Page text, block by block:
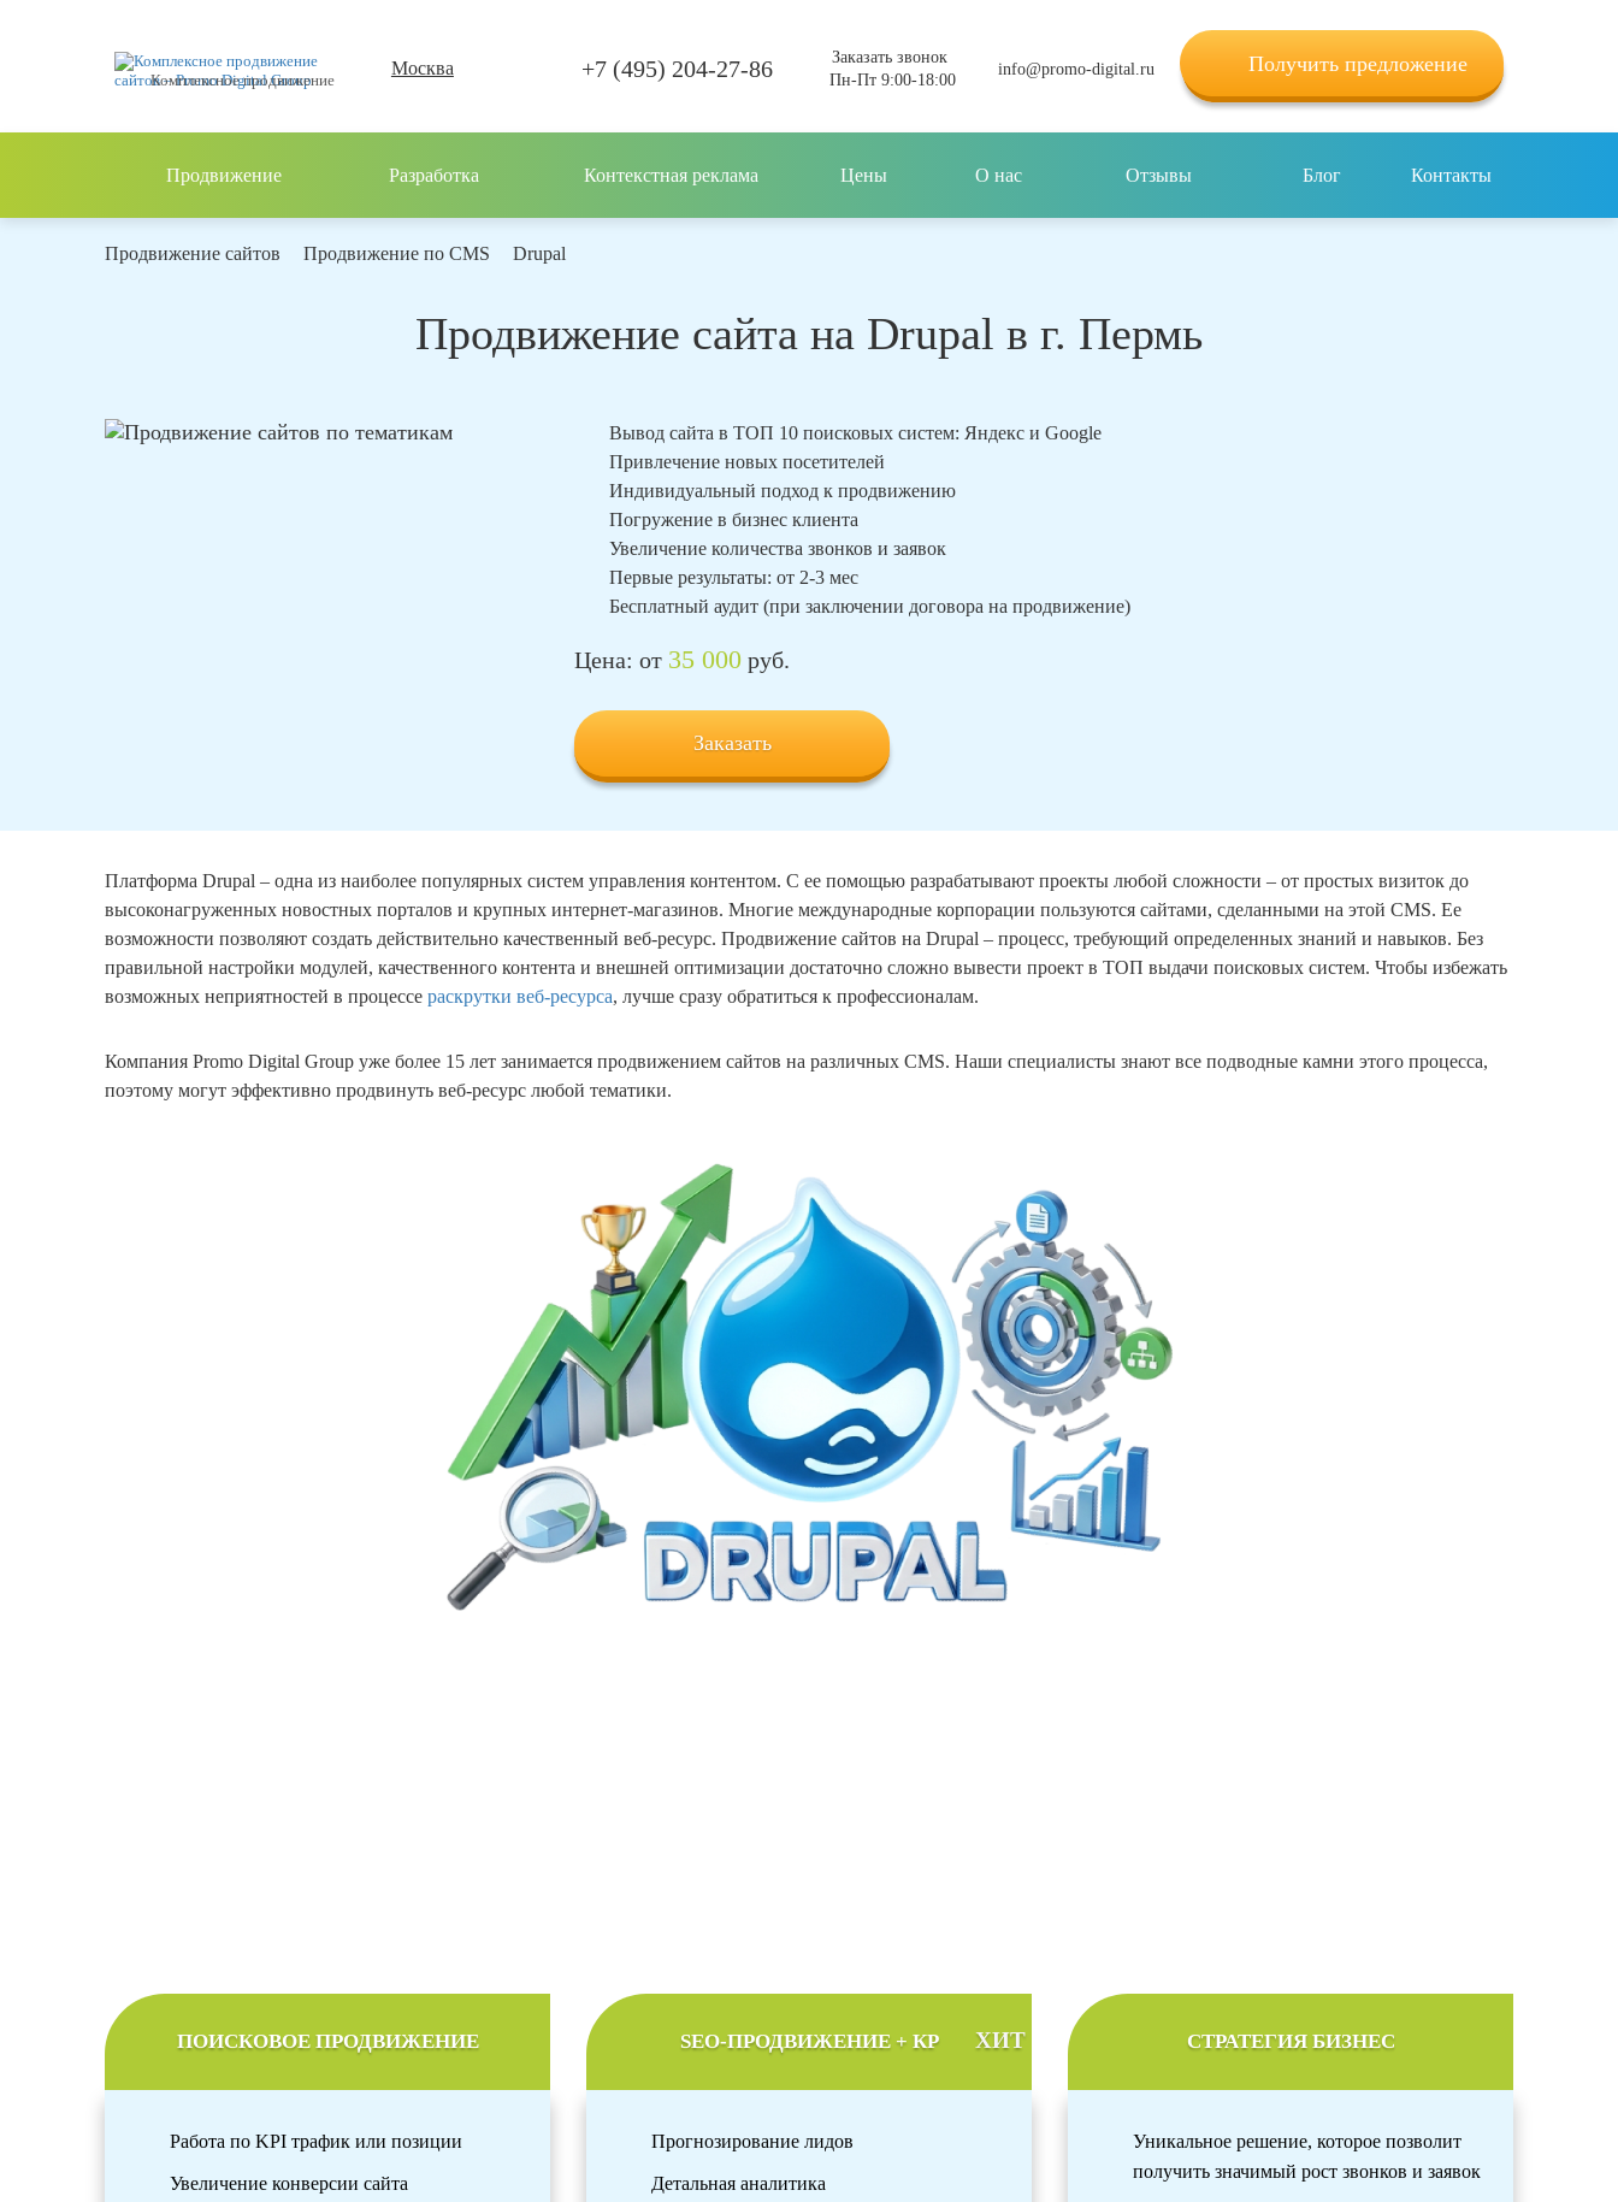
Комплексное продвижение
Москва +7 (495) 204-27-86
Заказать звонок
Пн-Пт 9:00-18:00
info@promo-digital.ru Получить предложение
Продвижение Разработка Контекстная реклама Цены О нас Отзывы Блог Контакты
Продвижение сайтов Продвижение по CMS Drupal
Продвижение сайта на Drupal в г. Пермь
Вывод сайта в ТОП 10 поисковых систем: Яндекс и Google
Привлечение новых посетителей
Индивидуальный подход к продвижению
Погружение в бизнес клиента
Увеличение количества звонков и заявок
Первые результаты: от 2-3 мес
Бесплатный аудит (при заключении договора на продвижение)
Цена: от 35 000 руб.
Заказать
Платформа Drupal – одна из наиболее популярных систем управления контентом. С ее помощью разрабатывают проекты любой сложности – от простых визиток до
высоконагруженных новостных порталов и крупных интернет-магазинов. Многие международные корпорации пользуются сайтами, сделанными на этой CMS. Ее
возможности позволяют создать действительно качественный веб-ресурс. Продвижение сайтов на Drupal – процесс, требующий определенных знаний и навыков. Без
правильной настройки модулей, качественного контента и внешней оптимизации достаточно сложно вывести проект в ТОП выдачи поисковых систем. Чтобы избежать
возможных неприятностей в процессе раскрутки веб-ресурса, лучше сразу обратиться к профессионалам.
Компания Promo Digital Group уже более 15 лет занимается продвижением сайтов на различных CMS. Наши специалисты знают все подводные камни этого процесса,
поэтому могут эффективно продвинуть веб-ресурс любой тематики.
ПОИСКОВОЕ ПРОДВИЖЕНИЕ
Работа по KPI трафик или позиции
Увеличение конверсии сайта
SEO-ПРОДВИЖЕНИЕ + КР ХИТ
Прогнозирование лидов
Детальная аналитика
СТРАТЕГИЯ БИЗНЕС
Уникальное решение, которое позволит
получить значимый рост звонков и заявок